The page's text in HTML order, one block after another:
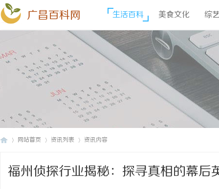
广昌百科网 生活百科 美食文化 综
网站首页 资讯列表 资讯内容
福州侦探行业揭秘：探寻真相的幕后